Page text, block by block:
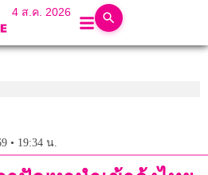
4 ส.ค. 2026
• 19:34 น.